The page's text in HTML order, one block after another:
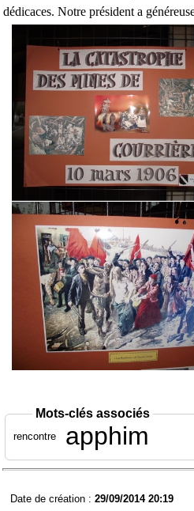
dédicaces. Notre président a
Mots-clés associés
rencontre apphim
Date de création : 29/09/2014 20:19